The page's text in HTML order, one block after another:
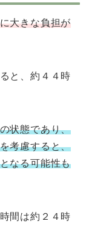
大きな負担が
と、約４４時
状態であり、
考慮すると、
なる可能性も
間は約２４時